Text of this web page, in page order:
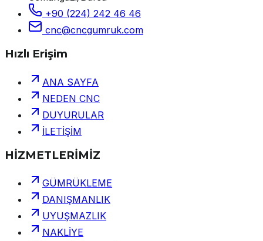
+90 (224) 242 46 46
cnc@cncgumruk.com
Hızlı Erişim
ANA SAYFA
NEDEN CNC
DUYURULAR
İLETİŞİM
HİZMETLERİMİZ
GÜMRÜKLEME
DANIŞMANLIK
UYUŞMAZLIK
NAKLİYE